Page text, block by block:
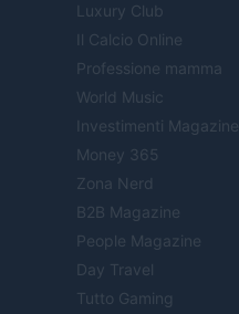
Luxury Club
Il Calcio Online
Professione mamma
World Music
Investimenti Magazine
Money 365
Zona Nerd
B2B Magazine
People Magazine
Day Travel
Tutto Gaming